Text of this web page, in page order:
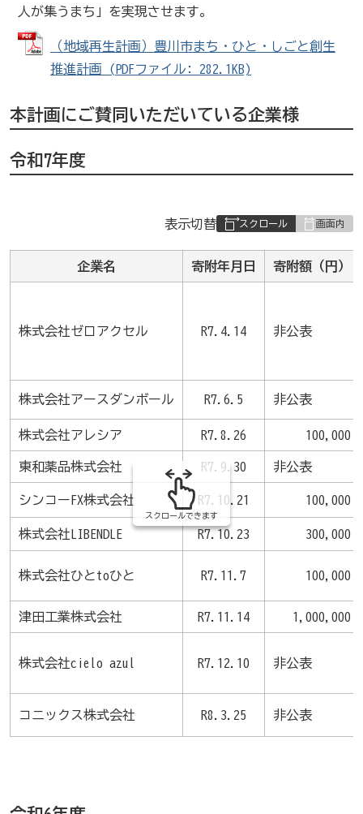
人が集うまち」を実現させます。
（地域再生計画）豊川市まち・ひと・しごと創生
推進計画 (PDFファイル: 282.1KB)
本計画にご賛同いただいている企業様
令和7年度
表
の
表示切替
企業名 寄附年月日 寄附額（円）
株式会社ゼロアクセル R7.4.14 非公表
株式会社アースダンボール R7.6.5 非公表
株式会社アレシア R7.8.26 100,000
東和薬品株式会社 R7.9.30 非公表
シンコーFX株式会社 R7.10.21 100,000
株式会社LIBENDLE R7.10.23 300,000
株式会社ひとtoひと R7.11.7 100,000
津田工業株式会社 R7.11.14 1,000,000
株式会社cielo azul R7.12.10 非公表
コニックス株式会社 R8.3.25 非公表
スクロールできます